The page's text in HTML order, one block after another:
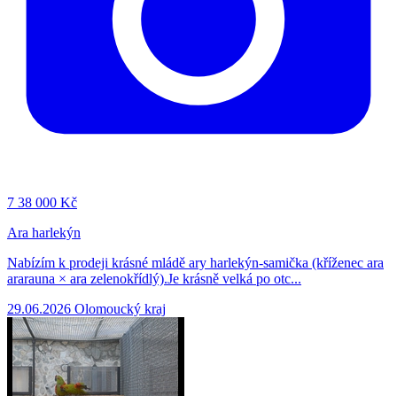
7 38 000 Kč
Ara harlekýn
Nabízím k prodeji krásné mládě ary harlekýn-samička (kříženec ara
ararauna × ara zelenokřídlý).Je krásně velká po otc...
29.06.2026 Olomoucký kraj